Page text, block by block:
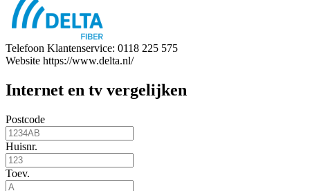
Telefoon Klantenservice: 0118 225 575
Website https://www.delta.nl/
Internet en tv vergelijken
Postcode
Huisnr.
Toev.